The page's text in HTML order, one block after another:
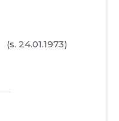
(s. 24.01.1973)